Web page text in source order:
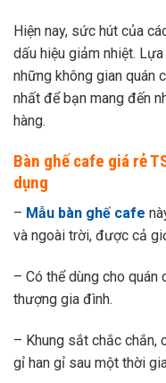
Hiện nay, sức hút của
dấu hiệu giảm nhiệt.
những không gian quán
nhất để bạn mang đến
hàng.
Bàn ghế cafe giá rẻ
dụng
– Mẫu bàn ghế cafe
và ngoài trời, được cả
– Có thể dùng cho quán
thượng gia đình.
– Khung sắt chắc chắn,
gỉ han gỉ sau một thời